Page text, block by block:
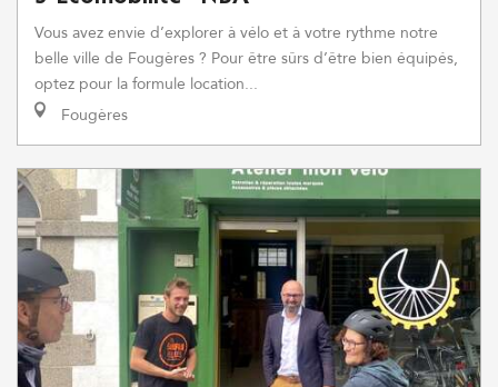
Vous avez envie d’explorer à vélo et à votre rythme notre
belle ville de Fougères ? Pour être sûrs d’être bien équipés,
optez pour la formule location...
Fougères